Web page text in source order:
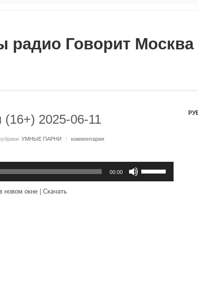
радио Говорит
2025-06-11
УМНЫЕ ПАРНИ | комментарии
00:00
клавиши
новом окне
Скачать